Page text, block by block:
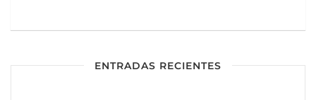
ENTRADAS RECIENTES